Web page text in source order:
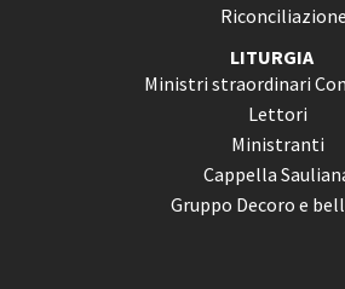
Riconciliazione
LITURGIA
Ministri straordinari
Lettori
Ministranti
Cappella
Gruppo Decoro e